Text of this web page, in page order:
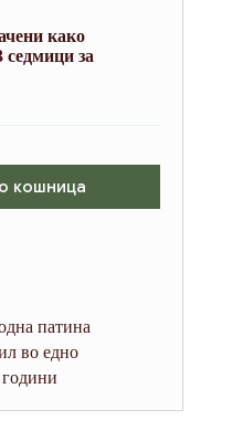
како
за
кошница
патина
во едно